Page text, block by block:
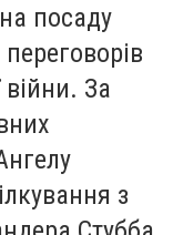
посаду
війни. За
з